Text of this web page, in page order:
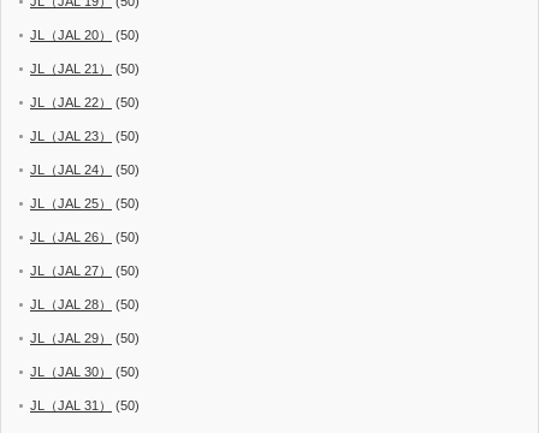
JL（JAL 20） (50)
JL（JAL 21） (50)
JL（JAL 22） (50)
JL（JAL 23） (50)
JL（JAL 24） (50)
JL（JAL 25） (50)
JL（JAL 26） (50)
JL（JAL 27） (50)
JL（JAL 28） (50)
JL（JAL 29） (50)
JL（JAL 30） (50)
JL（JAL 31） (50)